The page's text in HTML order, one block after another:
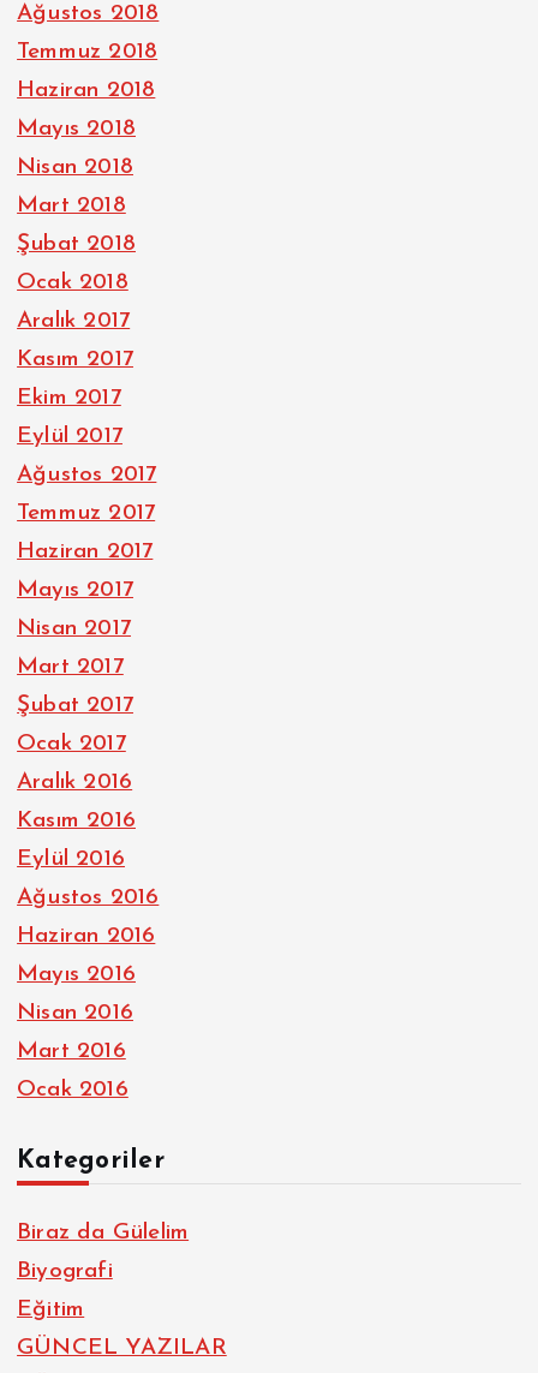
Ağustos 2018
Temmuz 2018
Haziran 2018
Mayıs 2018
Nisan 2018
Mart 2018
Şubat 2018
Ocak 2018
Aralık 2017
Kasım 2017
Ekim 2017
Eylül 2017
Ağustos 2017
Temmuz 2017
Haziran 2017
Mayıs 2017
Nisan 2017
Mart 2017
Şubat 2017
Ocak 2017
Aralık 2016
Kasım 2016
Eylül 2016
Ağustos 2016
Haziran 2016
Mayıs 2016
Nisan 2016
Mart 2016
Ocak 2016
Kategoriler
Biraz da Gülelim
Biyografi
Eğitim
GÜNCEL YAZILAR